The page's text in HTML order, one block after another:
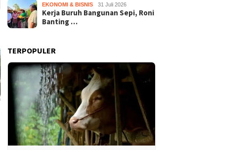
Pemkab Gunungkidul Dorong
Tol Tembus Nglanggeran,
Bahas Akses Jalan hingga
Potensi Pariwisata
Film “Nalar” Karya Guru SD
Raih Juara 1 Lomba Video
Literasi Gunungkidul 2026
EKONOMI & BISNIS 31 Juli 2026
Kerja Buruh Bangunan Sepi, Roni
Banting …
TERPOPULER